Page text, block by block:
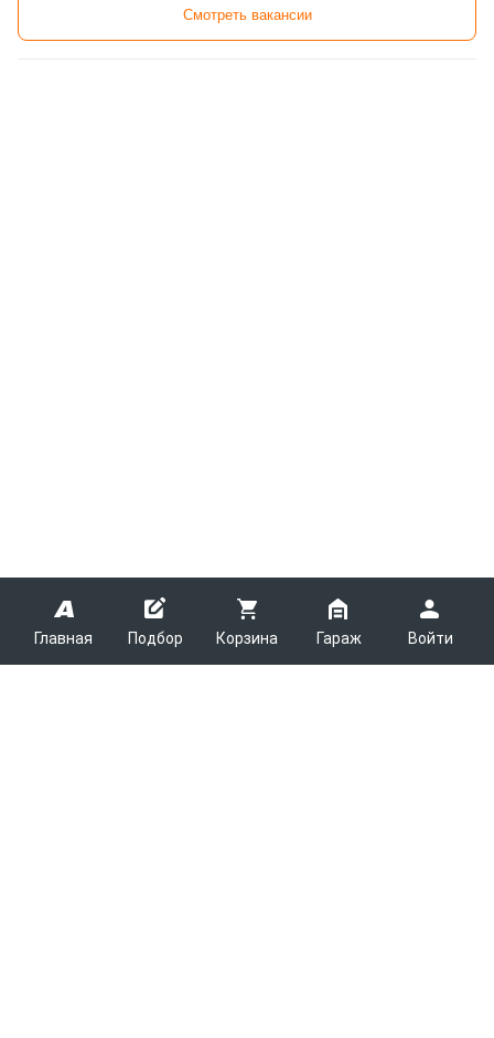
Главная Подбор Корзина Гараж Войти
Смотреть вакансии